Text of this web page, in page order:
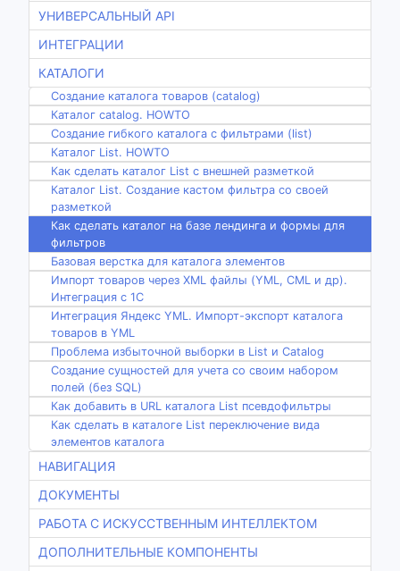
УНИВЕРСАЛЬНЫЙ API
ИНТЕГРАЦИИ
КАТАЛОГИ
Создание каталога товаров (catalog)
Каталог catalog. HOWTO
Создание гибкого каталога с фильтрами (list)
Каталог List. HOWTO
Как сделать каталог List с внешней разметкой
Каталог List. Создание кастом фильтра со своей
разметкой
Как сделать каталог на базе лендинга и формы для
фильтров
Базовая верстка для каталога элементов
Импорт товаров через XML файлы (YML, CML и др).
Интеграция с 1С
Интеграция Яндекс YML. Импорт-экспорт каталога
товаров в YML
Проблема избыточной выборки в List и Catalog
Создание сущностей для учета со своим набором
полей (без SQL)
Как добавить в URL каталога List псевдофильтры
Как сделать в каталоге List переключение вида
элементов каталога
НАВИГАЦИЯ
ДОКУМЕНТЫ
РАБОТА С ИСКУССТВЕННЫМ ИНТЕЛЛЕКТОМ
ДОПОЛНИТЕЛЬНЫЕ КОМПОНЕНТЫ